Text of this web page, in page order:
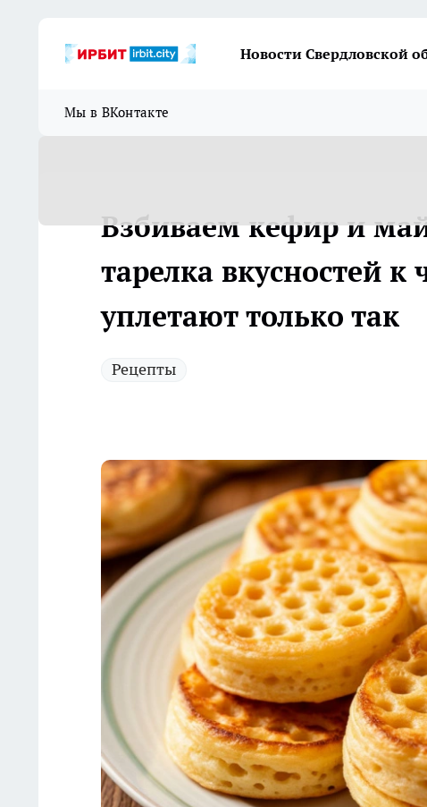
Новости Свердловской
Мы в ВКонтакте
Взбиваем кефир и
тарелка вкусностей
уплетают только так
Рецепты